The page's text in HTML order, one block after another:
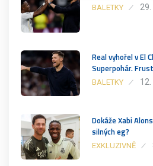
BALETKY 29.
Real vyhořel v El
Superpohár.
BALETKY 12.
Dokáže Xabi
silných eg?
EXKLUZIVNĚ